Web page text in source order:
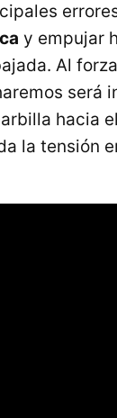
y empujar
Al
será
hacia
la tensión